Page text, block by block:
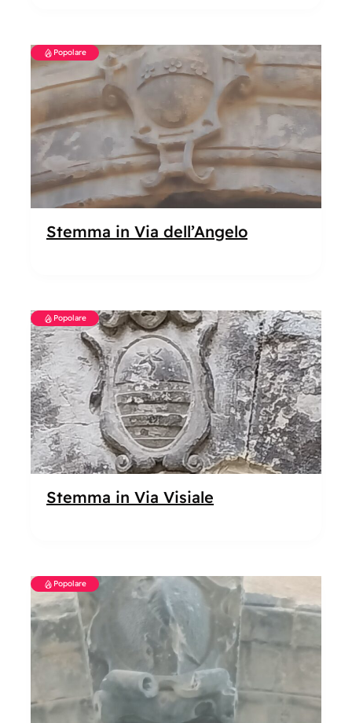
Popolare
Stemma in Via dell’Angelo
Popolare
Stemma in Via Visiale
Popolare